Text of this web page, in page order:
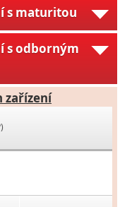
s maturitou
s odborným
zařízení